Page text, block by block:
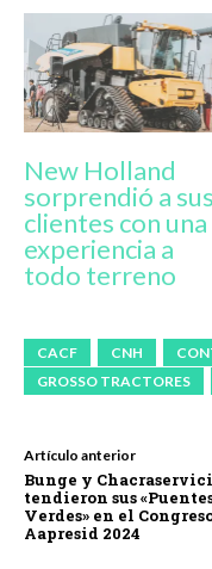
New Holland
sorprendió a sus
clientes con una
experiencia a
todo terreno
CACF CNH
GROSSO TRACTORES
Artículo anterior
Bunge y
tendieron sus
Verdes» en el
Aapresid 2024